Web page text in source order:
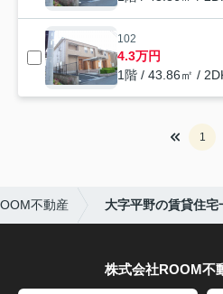
102
4.3万円
1階 / 43.86㎡ /
1
不動産 大字平野の賃貸住宅
株式会社ROOM不